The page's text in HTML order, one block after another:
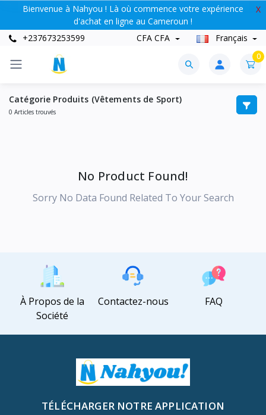
Bienvenue à Nahyou ! Là où commence votre expérience
d'achat en ligne au Cameroun !
X
+237673253599 CFA CFA Français
0
Catégorie Produits (Vêtements de Sport)
0 Articles trouvés
No Product Found!
Sorry No Data Found Related To Your Search
À Propos de la
Société
Contactez-nous FAQ
TÉLÉCHARGER NOTRE APPLICATION